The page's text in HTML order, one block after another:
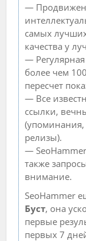
—
самых
качества у
— Регулярная
более чем
пересчет
— Все
ссылки,
(упоминания,
релизы).
—
также
внимание.
SeoHammer
Буст, она
первые
первых 7